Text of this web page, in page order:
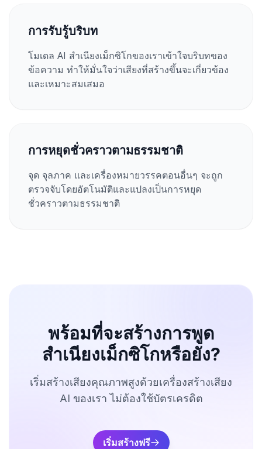
การรับรู้บริบท
โมเดล AI สำเนียงเม็กซิโกของเราเข้าใจบริบทของ
ข้อความ ทำให้มั่นใจว่าเสียงที่สร้างขึ้นจะเกี่ยวข้อง
และเหมาะสมเสมอ
การหยุดชั่วคราวตามธรรมชาติ
จุด จุลภาค และเครื่องหมายวรรคตอนอื่นๆ จะถูก
ตรวจจับโดยอัตโนมัติและแปลงเป็นการหยุด
ชั่วคราวตามธรรมชาติ
พร้อมที่จะสร้างการพูด
สำเนียงเม็กซิโกหรือยัง?
เริ่มสร้างเสียงคุณภาพสูงด้วยเครื่องสร้างเสียง
AI ของเรา ไม่ต้องใช้บัตรเครดิต
เริ่มสร้างฟรี